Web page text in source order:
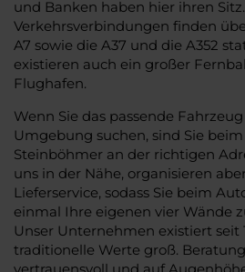
und Banken haben hier ihren Sitz.
Verkehrsverbindungen finden
A7 sowie die A37 und die A352
existieren auch ein großer
Flughafen.
Wenn Sie das passende
Umgebung suchen, sind Sie
Steinböhmer an der richtigen
uns in der Nähe, organisieren
Lieferservice, sodass Sie beim
einmal Ihre eigenen vier Wände
Unser Unternehmen existiert seit
traditionelle Werte groß.
vertrauensvoll und auf